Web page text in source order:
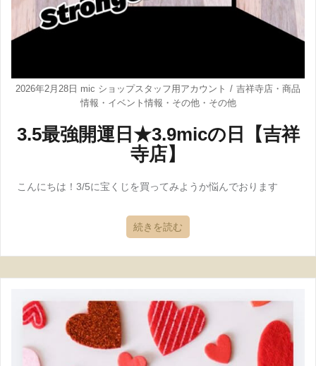
2026年2月28日 mic ショップスタッフ用アカウント 吉祥寺店 ・ 商品
情報 ・ イベント情報 ・ その他・ その他
3.5最強開運日★3.9micの日【吉祥
寺店】
こんにちは！3/5に宝くじを買ってみようか悩んでおります
続きを読む